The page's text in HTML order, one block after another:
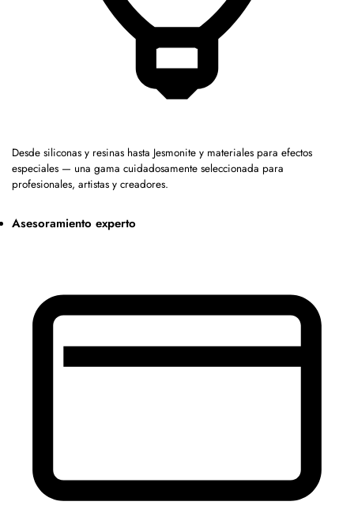
Desde siliconas y resinas hasta Jesmonite y materiales para efectos
especiales — una gama cuidadosamente seleccionada para
profesionales, artistas y creadores.
Asesoramiento experto